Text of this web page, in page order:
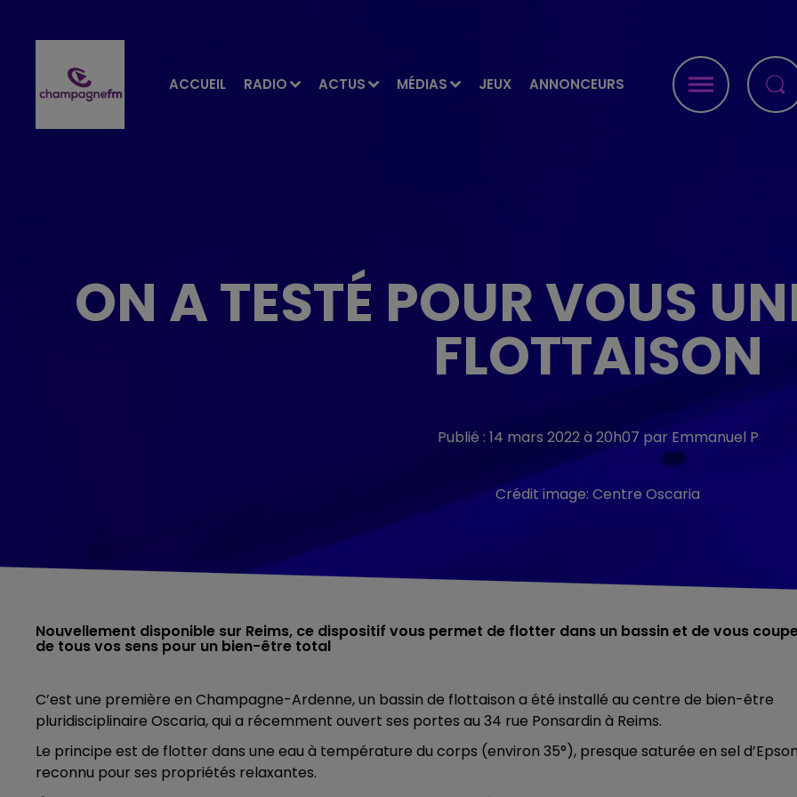
ACCUEIL RADIO ACTUS MÉDIAS JEUX ANNONCEURS
ON A TESTÉ POUR VOUS
FLOTTAISON
Publié : 14 mars 2022 à 20h07 par Emmanuel P
Crédit image: Centre Oscaria
Nouvellement disponible sur Reims, ce dispositif vous permet de flotter dans un bassin et de vous
de tous vos sens pour un bien-être total
C’est une première en Champagne-Ardenne, un bassin de flottaison a été installé au centre de bien-être
pluridisciplinaire Oscaria, qui a récemment ouvert ses portes au 34 rue Ponsardin à Reims.
Le principe est de flotter dans une eau à température du corps (environ 35°), presque saturée en sel
reconnu pour ses propriétés relaxantes.